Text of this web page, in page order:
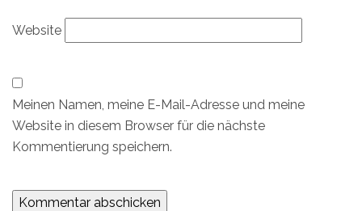
Website
Meinen Namen, meine E-Mail-Adresse und meine
Website in diesem Browser für die nächste
Kommentierung speichern.